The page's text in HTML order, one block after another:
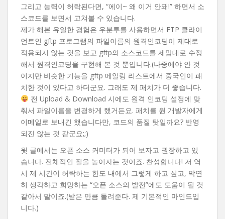
그리고 능력이 허락된다면, “에이~ 왜 이거 안돼!” 하면서 소
스코드를 보면서 고쳐볼 수 있습니다.
제가 해본 유일한 경험은 우분투를 사용하면서 FTP 클라이
언트인 gftp 프로그램의 파일이름의 원격인코딩이 제대로
적용되지 않는 것을 보고 gftp의 소스코드를 제맘대로 수정
해서 원격인코딩을 구현해 본 것 뿐입니다.(나중에야 안 것
이지만 비슷한 기능을 gftp 메일링 리스트에서 중국인이 패
치한 것이 있다고 하더군요. 그래도 제 패치가 더 좋습니다.
전 Upload & Download 시에도 원격 인코딩 설정에 맞
춰서 파일이름을 변경하게 했거든요. 패치를 원 개발자에게
이메일로 보내긴 했습니다만, 코드의 품질 탓일까요? 반영
되진 않는 것 같군요;;)
윗 글에서는 오픈 소스 커미터가 되어 보자고 권장하고 있
습니다. 전체적인 질을 높이자는 것이죠. 찬성합니다! 저 역
시 제 시간이 허락하는 한도 내에서 그렇게 하고 싶고, 막연
히 생각하고 희망하는 “오픈 소스의 발전”에도 도움이 될 것
같아서 말이죠.(받은 만큼 돌려준다. 제 기본적인 마인드입
니다.)